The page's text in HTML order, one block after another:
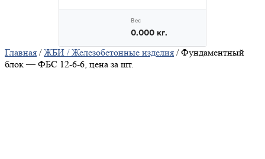
Главная /ЖБИ / Железобетонные изделия / Фундаментный
блок — ФБС 12-6-6, цена за шт.